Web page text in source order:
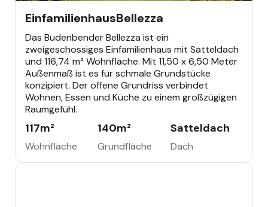
EinfamilienhausBellezza
Das Büdenbender Bellezza ist ein
zweigeschossiges Einfamilienhaus mit Satteldach
und 116,74 m² Wohnfläche. Mit 11,50 x 6,50 Meter
Außenmaß ist es für schmale Grundstücke
konzipiert. Der offene Grundriss verbindet
Wohnen, Essen und Küche zu einem großzügigen
Raumgefühl.
117m²
Wohnfläche
140m²
Grundfläche
Satteldach
Dach